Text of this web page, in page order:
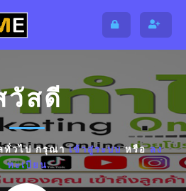
วัสดี
ทั่วไปกรุณาเข้าสู่ระบบหรือลง
ทะเบียน